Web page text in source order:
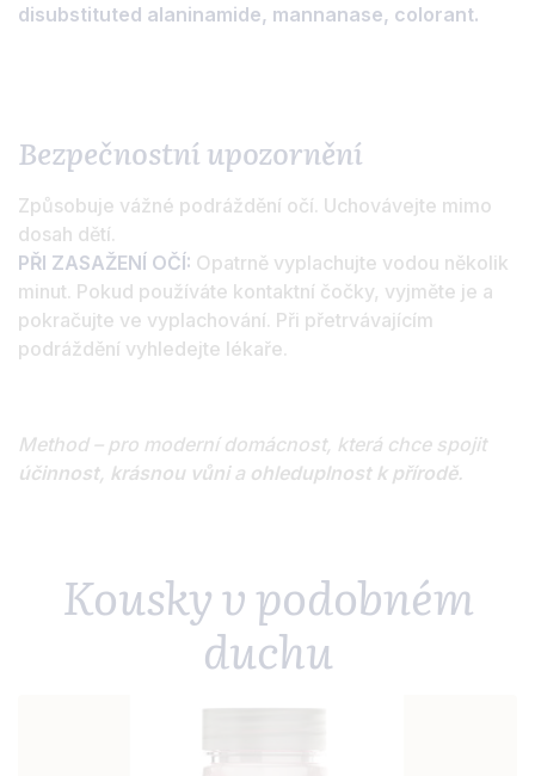
disubstituted alaninamide, mannanase, colorant.
Bezpečnostní upozornění
Způsobuje vážné podráždění očí. Uchovávejte mimo
dosah dětí.
PŘI ZASAŽENÍ OČÍ: Opatrně vyplachujte vodou několik
minut. Pokud používáte kontaktní čočky, vyjměte je a
pokračujte ve vyplachování. Při přetrvávajícím
podráždění vyhledejte lékaře.
Method – pro moderní domácnost, která chce spojit
účinnost, krásnou vůnia ohleduplnost k přírodě.
Kousky v podobném
duchu